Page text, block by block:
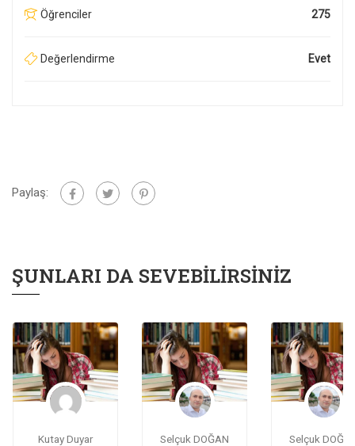
Öğrenciler 275
Değerlendirme Evet
Paylaş:
ŞUNLARI DA SEVEBILIRSINIZ
Kutay Duyar Selçuk DOĞAN Selçuk